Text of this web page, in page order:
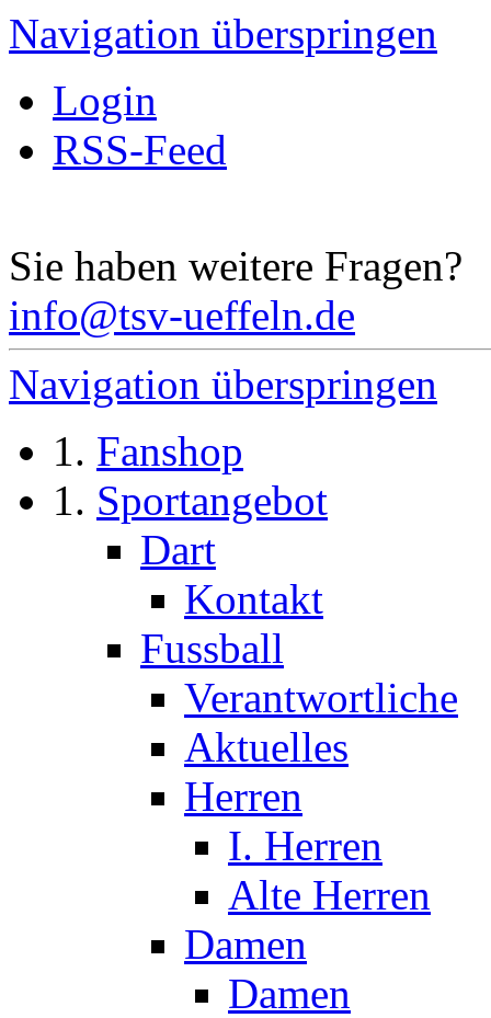
Navigation überspringen
Login
RSS-Feed
Sie haben weitere Fragen?
info@tsv-ueffeln.de
Navigation überspringen
Fanshop
Sportangebot
Dart
Kontakt
Fussball
Verantwortliche
Aktuelles
Herren
I. Herren
Alte Herren
Damen
Damen